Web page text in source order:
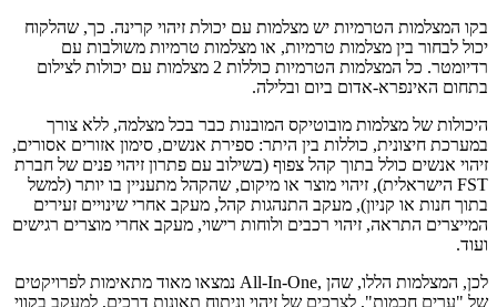
בקו המצלמות הטרמיות יש מצלמות עם יכולת זיהוי קרינה. כך, שהלקוח
יכול לבחור בין מצלמות טרמיות, או מצלמות טרמיות משולבות עם
רדיומטר. כל המצלמות הטרמיות כוללות 2 מצלמות עם יכולות לצילום
בתחום האינפרא-אדום ביום ובלילה.
היכולות של מצלמות מובוטיקס המובנות כבר בכל מצלמה, ללא צורך
במערכת חיצונית, כוללות בין היתר: ספירת אנשים, סימון אזורים אסורים,
זיהוי אנשים כולל בתוך קהל צפוף (בשילוב עם פתרון זיהוי פנים של חברת
FST הישראלית), זיהוי מוצר או מיקום, שהקהל מתעניין בו יותר (למשל
בתוך חנות או קניון), מעקב התנהגות קהל, מעקב אחרי שינויים זעירים
המייצרים התראה, זיהוי רכבים ולוחות רישוי, מעקב אחרי מוצרים רגישים
ועוד.
לכן, המצלמות הללו, שהן ,All-In-One נמצאו מאוד מתאימות לפרויקטים
של "ערים חכמות", לצרכים של זיהוי וניתוח תאונות דרכים, למעקב בקווי